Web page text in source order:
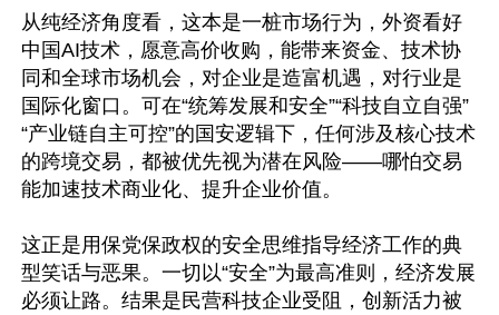
从纯经济角度看，这本是一桩市场行为，外资看好
中国AI技术，愿意高价收购，能带来资金、技术协
同和全球市场机会，对企业是造富机遇，对行业是
国际化窗口。可在“统筹发展和安全”“科技自立自强”
“产业链自主可控”的国安逻辑下，任何涉及核心技术
的跨境交易，都被优先视为潜在风险——哪怕交易
能加速技术商业化、提升企业价值。
这正是用保党保政权的安全思维指导经济工作的典
型笑话与恶果。一切以“安全”为最高准则，经济发展
必须让路。结果是民营科技企业受阻，创新活力被